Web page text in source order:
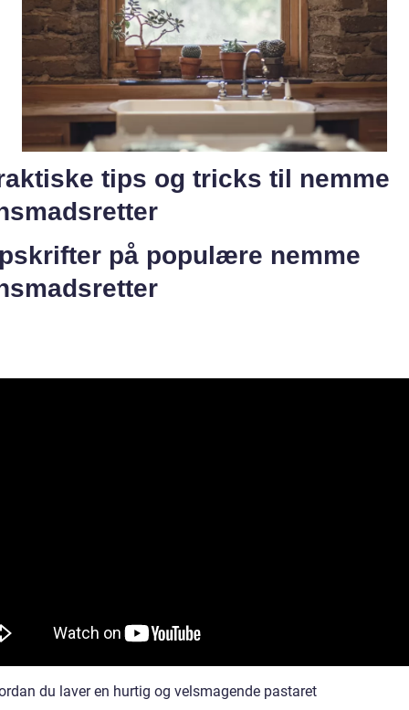
tips og tricks til nemme
på populære nemme
du laver en hurtig og velsmagende pastaret